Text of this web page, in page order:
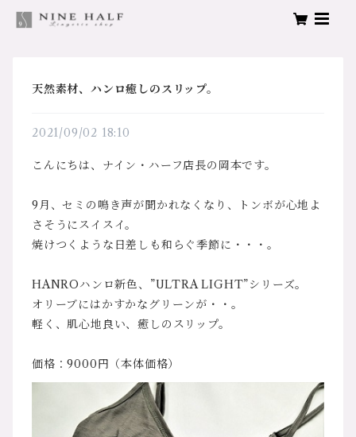
天然素材、ハンロ癒しのスリップ。
2021/09/02 18:10
こんにちは、ナイン・ハーフ店長の岡本です。
9月、セミの鳴き声が聞かれなくなり、トンボが心地よ
さそうにスイスイ。
焼けつくような日差しも和らぐ季節に・・・。
HANROハンロ新色、”ULTRA LIGHT”シリーズ。
オリーブにはかすかなグリーンが・・。
軽く、肌心地良い、癒しのスリップ。
価格：9000円（本体価格）